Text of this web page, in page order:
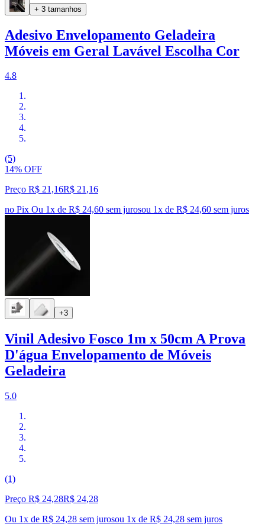
+ 3 tamanhos
Adesivo Envelopamento Geladeira
Móveis em Geral Lavável Escolha Cor
4.8
(5)
14% OFF
Preço R$ 21,16R$ 21,16
no Pix Ou 1x de R$ 24,60 sem jurosou 1x de R$ 24,60 sem juros
+3
Vinil Adesivo Fosco 1m x 50cm A Prova
D'água Envelopamento de Móveis
Geladeira
5.0
(1)
Preço R$ 24,28R$ 24,28
Ou 1x de R$ 24,28 sem jurosou 1x de R$ 24,28 sem juros